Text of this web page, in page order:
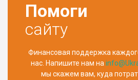
Помоги
сайту
Финансовая поддержка
нас. Напишите нам на
мы скажем вам, куда